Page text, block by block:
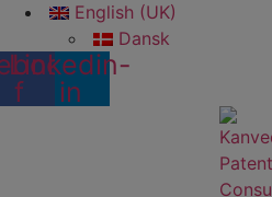
English (UK)
Dansk
f
Linkedin-
in